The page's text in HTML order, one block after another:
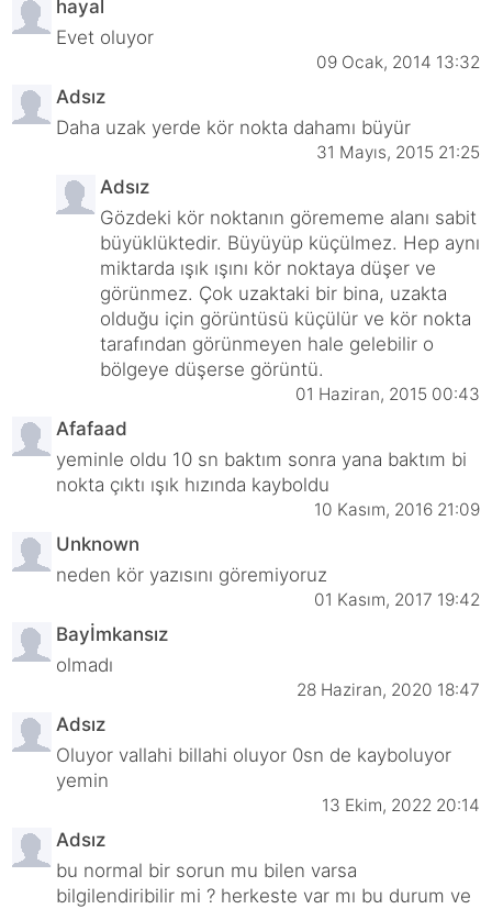
hayal
Evet oluyor
09 Ocak, 2014 13:32
Adsız
Daha uzak yerde kör nokta dahamı büyür
31 Mayıs, 2015 21:25
Adsız
Gözdeki kör noktanın görememe alanı sabit
büyüklüktedir. Büyüyüp küçülmez. Hep aynı
miktarda ışık ışını kör noktaya düşer ve
görünmez. Çok uzaktaki bir bina, uzakta
olduğu için görüntüsü küçülür ve kör nokta
tarafından görünmeyen hale gelebilir o
bölgeye düşerse görüntü.
01 Haziran, 2015 00:43
Afafaad
yeminle oldu 10 sn baktım sonra yana baktım bi
nokta çıktı ışık hızında kayboldu
10 Kasım, 2016 21:09
Unknown
neden kör yazısını göremiyoruz
01 Kasım, 2017 19:42
Bayİmkansız
olmadı
28 Haziran, 2020 18:47
Adsız
Oluyor vallahi billahi oluyor 0sn de kayboluyor
yemin
13 Ekim, 2022 20:14
Adsız
bu normal bir sorun mu bilen varsa
bilgilendiribilir mi ? herkeste var mı bu durum ve